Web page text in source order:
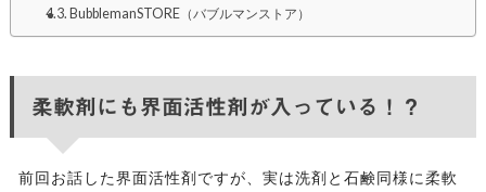
BubblemanSTORE（バブルマンストア）
柔軟剤にも界面活性剤が入っている！？
前回お話した界面活性剤ですが、実は洗剤と石鹸同様に柔軟